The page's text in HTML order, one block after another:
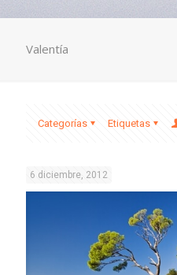
Valentía
Categorías Etiquetas
6 diciembre, 2012